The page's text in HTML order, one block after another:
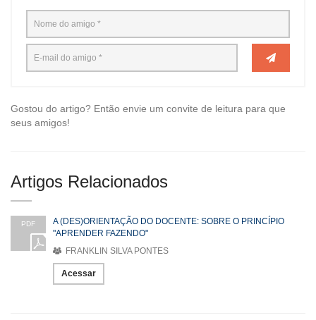
Gostou do artigo? Então envie um convite de leitura para que
seus amigos!
Artigos Relacionados
PDF
A (DES)ORIENTAÇÃO DO DOCENTE: SOBRE O PRINCÍPIO
"APRENDER FAZENDO"
FRANKLIN SILVA PONTES
Acessar